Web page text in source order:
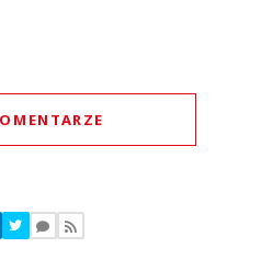
komentarzy
komentarze